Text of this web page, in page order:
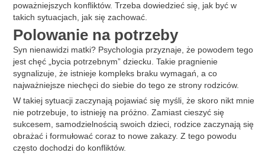
poważniejszych konfliktów. Trzeba dowiedzieć się, jak być w
takich sytuacjach, jak się zachować.
Polowanie na potrzeby
Syn nienawidzi matki? Psychologia przyznaje, że powodem tego
jest chęć „bycia potrzebnym” dziecku. Takie pragnienie
sygnalizuje, że istnieje kompleks braku wymagań, a co
najważniejsze niechęci do siebie do tego ze strony rodziców.
W takiej sytuacji zaczynają pojawiać się myśli, że skoro nikt mnie
nie potrzebuje, to istnieję na próżno. Zamiast cieszyć się
sukcesem, samodzielnością swoich dzieci, rodzice zaczynają się
obrażać i formułować coraz to nowe zakazy. Z tego powodu
często dochodzi do konfliktów.